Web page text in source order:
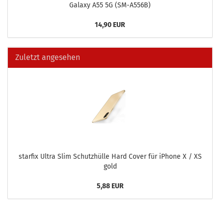
Ga­la­xy A55 5G (SM-​A556B)
14,90 EUR
Zuletzt angesehen
star­fix Ultra Slim Schutz­hül­le Hard Cover für iPho­ne X / XS
gold
5,88 EUR